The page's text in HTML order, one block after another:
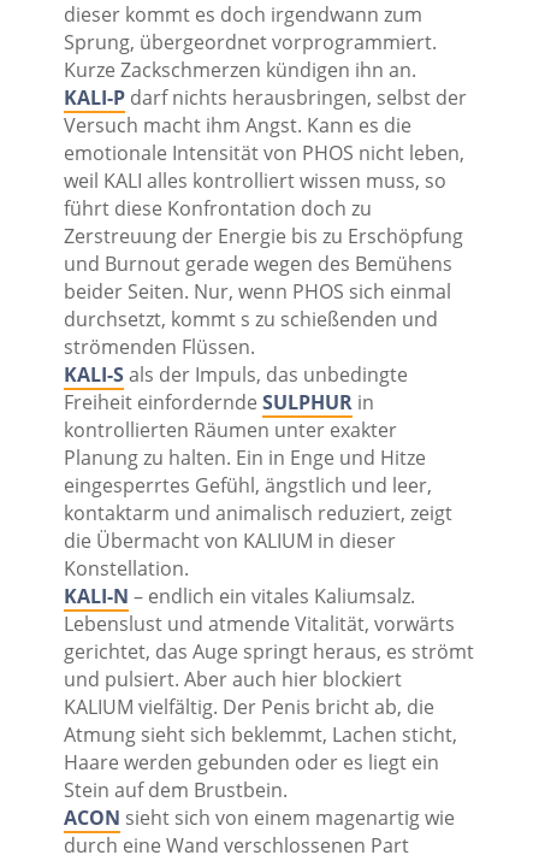
dieser kommt es doch irgendwann zum
Sprung, übergeordnet vorprogrammiert.
Kurze Zackschmerzen kündigen ihn an.
KALI-Pdarf nichts herausbringen, selbst der
Versuch macht ihm Angst. Kann es die
emotionale Intensität von PHOS nicht leben,
weil KALI alles kontrolliert wissen muss, so
führt diese Konfrontation doch zu
Zerstreuung der Energie bis zu Erschöpfung
und Burnout gerade wegen des Bemühens
beider Seiten. Nur, wenn PHOS sich einmal
durchsetzt, kommt s zu schießenden und
strömenden Flüssen.
KALI-Sals der Impuls, das unbedingte
Freiheit einfordernde SULPHURin
kontrollierten Räumen unter exakter
Planung zu halten. Ein in Enge und Hitze
eingesperrtes Gefühl, ängstlich und leer,
kontaktarm und animalisch reduziert, zeigt
die Übermacht von KALIUM in dieser
Konstellation.
KALI-N – endlich ein vitales Kaliumsalz.
Lebenslust und atmende Vitalität, vorwärts
gerichtet, das Auge springt heraus, es strömt
und pulsiert. Aber auch hier blockiert
KALIUM vielfältig. Der Penis bricht ab, die
Atmung sieht sich beklemmt, Lachen sticht,
Haare werden gebunden oder es liegt ein
Stein auf dem Brustbein.
ACON sieht sich von einem magenartig wie
durch eine Wand verschlossenen Part